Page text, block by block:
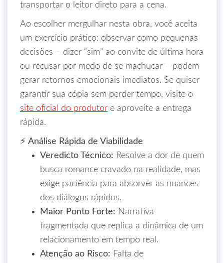
transportar o leitor direto para a cena.
Ao escolher mergulhar nesta obra, você aceita
um exercício prático: observar como pequenas
decisões – dizer “sim” ao convite de última hora
ou recusar por medo de se machucar – podem
gerar retornos emocionais imediatos. Se quiser
garantir sua cópia sem perder tempo, visite o
site oficial do produtor e aproveite a entrega
rápida.
⚡ Análise Rápida de Viabilidade
Veredicto Técnico: Resolve a dor de quem
busca romance cravado na realidade, mas
exige paciência para absorver as nuances
dos diálogos rápidos.
Maior Ponto Forte: Narrativa
fragmentada que replica a dinâmica de um
relacionamento em tempo real.
Atenção ao Risco: Falta de